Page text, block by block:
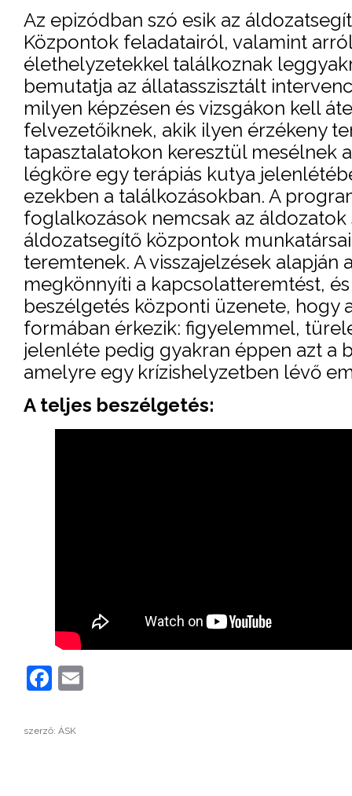
Az epizódban szó esik az
Központok feladatairól, valamint
élethelyzetekkel találkoznak
bemutatja az állatasszisztált
milyen képzésen és vizsgákon kell
felvezetőiknek, akik ilyen érzékeny
tapasztalatokon keresztül mesélnek
légköre egy terápiás kutya
ezekben a találkozásokban. A
foglalkozások nemcsak az
áldozatsegítő központok
teremtenek. A visszajelzések
megkönnyíti a kapcsolatteremtést,
beszélgetés központi üzenete, hogy
formában érkezik: figyelemmel,
jelenléte pedig gyakran éppen azt a
amelyre egy krízishelyzetben lévő
A teljes beszélgetés:
Facebook
szerző: ÁSK